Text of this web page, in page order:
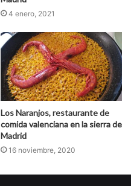
4 enero, 2021
Los Naranjos, restaurante de
comida valenciana en la sierra de
Madrid
16 noviembre, 2020